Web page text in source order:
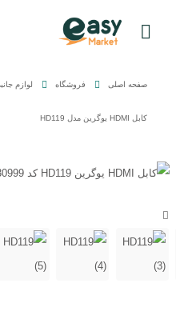
صفحه اصلی فروشگاه لوازم
کابل HDMI یوگرین مدل HD119